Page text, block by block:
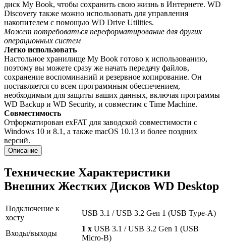
диск My Book, чтобы сохранить свою жизнь в Интернете. WD
Discovery также можно использовать для управления
накопителем с помощью WD Drive Utilities.
Может потребоваться переформатирование для других
операционных систем
Легко использовать
Настольное хранилище My Book готово к использованию,
поэтому вы можете сразу же начать передачу файлов,
сохранение воспоминаний и резервное копирование. Он
поставляется со всем программным обеспечением,
необходимым для защиты ваших данных, включая программы
WD Backup и WD Security, и совместим с Time Machine.
Совместимость
Отформатирован exFAT для заводской совместимости с
Windows 10 и 8.1, а также macOS 10.13 и более поздних
версий.
Описание
Технические Характеристики
Внешних Жестких Дисков WD Desktop
Подключение к
хосту
USB 3.1 / USB 3.2 Gen 1 (USB Type-A)
Входы/выходы
1 x USB 3.1 / USB 3.2 Gen 1 (USB
Micro-B)